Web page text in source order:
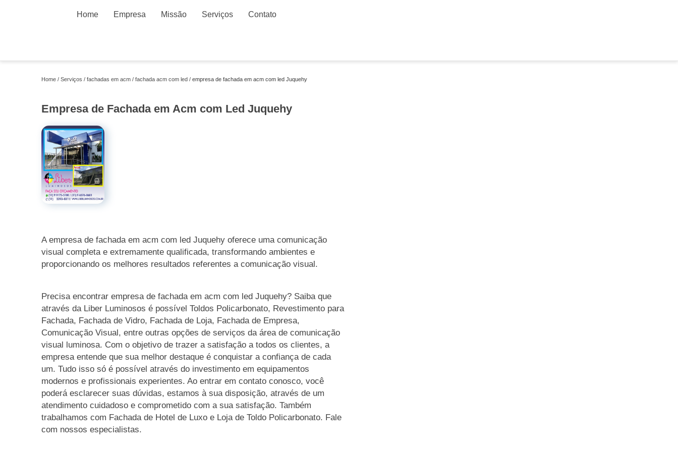
Home Empresa Missão Serviços Contato
Home Serviços fachadas em acm fachada acm com led empresa de fachada em acm com led Juquehy
Empresa de Fachada em Acm com Led Juquehy
A empresa de fachada em acm com led Juquehy oferece uma comunicação
visual completa e extremamente qualificada, transformando ambientes e
proporcionando os melhores resultados referentes a comunicação visual.
Precisa encontrar empresa de fachada em acm com led Juquehy? Saiba que
através da Liber Luminosos é possível Toldos Policarbonato, Revestimento para
Fachada, Fachada de Vidro, Fachada de Loja, Fachada de Empresa,
Comunicação Visual, entre outras opções de serviços da área de comunicação
visual luminosa. Com o objetivo de trazer a satisfação a todos os clientes, a
empresa entende que sua melhor destaque é conquistar a confiança de cada
um. Tudo isso só é possível através do investimento em equipamentos
modernos e profissionais experientes. Ao entrar em contato conosco, você
poderá esclarecer suas dúvidas, estamos à sua disposição, através de um
atendimento cuidadoso e comprometido com a sua satisfação. Também
trabalhamos com Fachada de Hotel de Luxo e Loja de Toldo Policarbonato. Fale
com nossos especialistas.